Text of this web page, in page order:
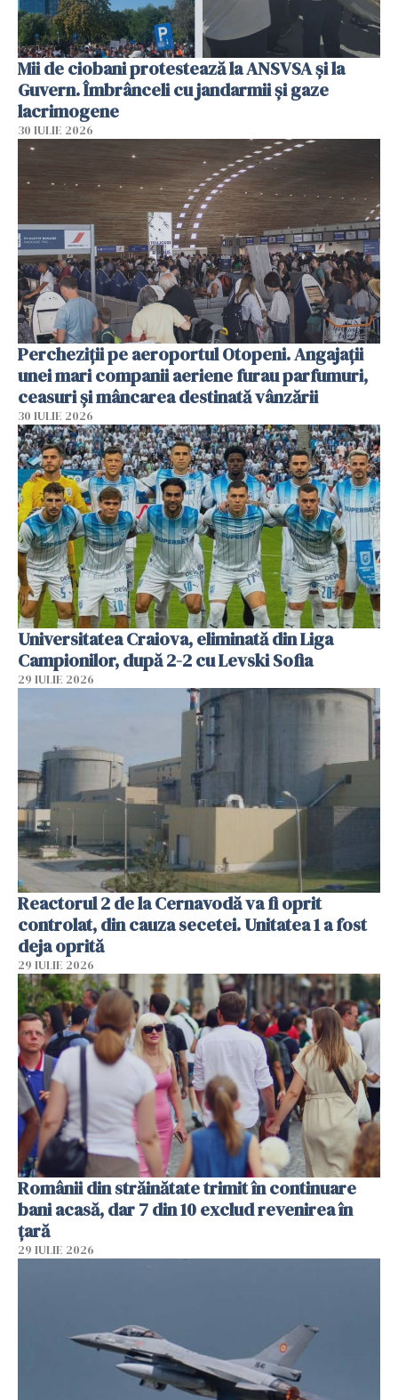
Mii de ciobani protestează la ANSVSA și la
Guvern. Îmbrânceli cu jandarmii și gaze
lacrimogene
30 IULIE 2026
Percheziții pe aeroportul Otopeni. Angajații
unei mari companii aeriene furau parfumuri,
ceasuri și mâncarea destinată vânzării
30 IULIE 2026
Universitatea Craiova, eliminată din Liga
Campionilor, după 2-2 cu Levski Sofia
29 IULIE 2026
Reactorul 2 de la Cernavodă va fi oprit
controlat, din cauza secetei. Unitatea 1 a fost
deja oprită
29 IULIE 2026
Românii din străinătate trimit în continuare
bani acasă, dar 7 din 10 exclud revenirea în
țară
29 IULIE 2026